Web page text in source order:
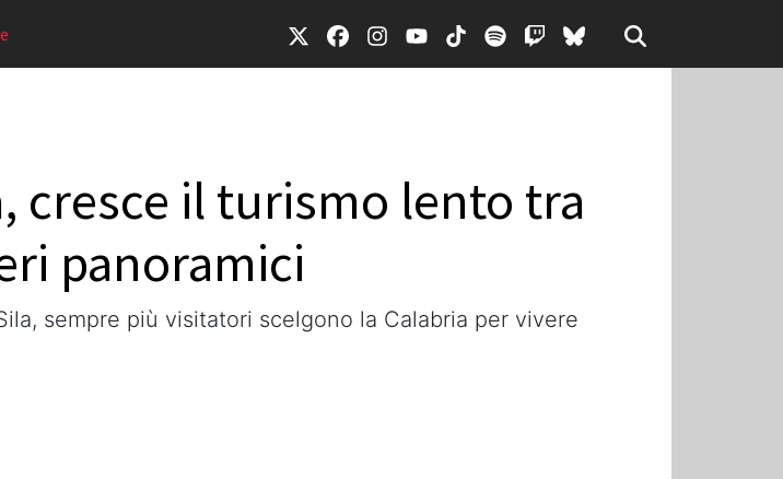
cresce il turismo lento tra
panoramici
sempre più visitatori scelgono la Calabria per vivere